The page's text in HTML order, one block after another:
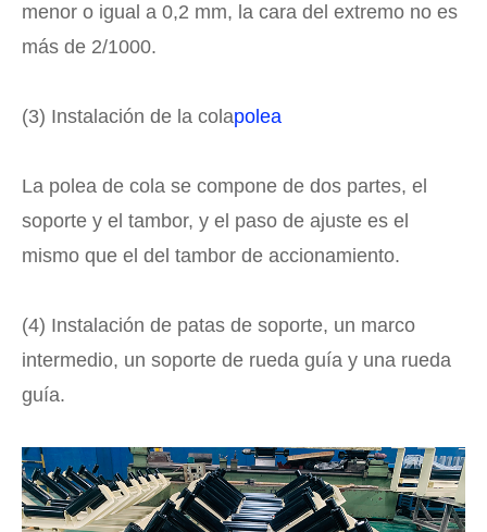
menor o igual a 0,2 mm, la cara del extremo no es
más de 2/1000.
(3) Instalación de la colapolea
La polea de cola se compone de dos partes, el
soporte y el tambor, y el paso de ajuste es el
mismo que el del tambor de accionamiento.
(4) Instalación de patas de soporte, un marco
intermedio, un soporte de rueda guía y una rueda
guía.